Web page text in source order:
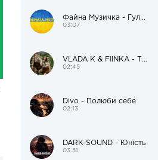
Файна Музичка - Гуляй, гуляй до ранечку!
03:07
VLADA K & FIÏNKA - Там, де музика
02:45
Divo - Полюби себе
02:13
DARK-SOUND - Юність
03:51